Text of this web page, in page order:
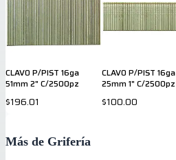
CLAVO P/PIST 16ga
51mm 2" C/2500pz
$196.01
CLAVO P/PIST 16ga
25mm 1" C/2500pz
$100.00
Más de Grifería